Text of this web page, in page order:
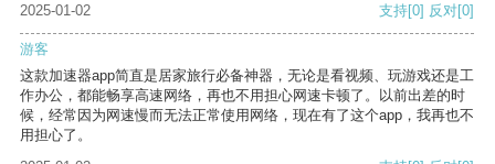
2025-01-02 支持[0] 反对[0]
游客
这款加速器app简直是居家旅行必备神器，无论是看视频、玩游戏还是工
作办公，都能畅享高速网络，再也不用担心网速卡顿了。以前出差的时
候，经常因为网速慢而无法正常使用网络，现在有了这个app，我再也不
用担心了。